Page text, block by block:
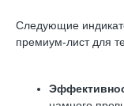
Следующие
премиум-лист для